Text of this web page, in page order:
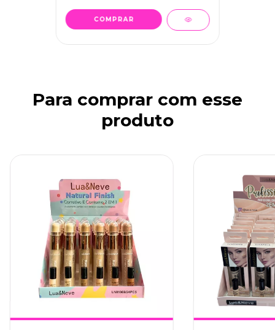
Para comprar com esse
produto